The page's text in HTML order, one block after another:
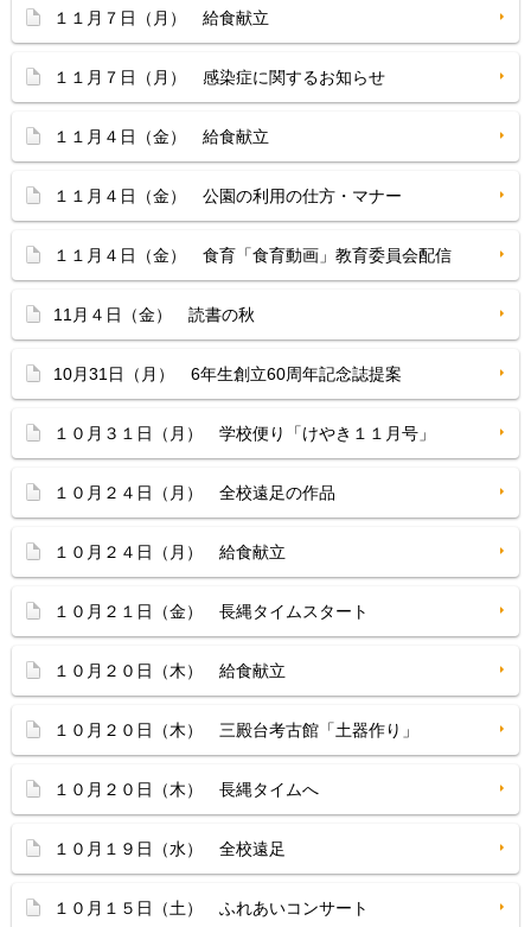
１１月７日（月） 給食献立
１１月７日（月） 感染症に関するお知らせ
１１月４日（金） 給食献立
１１月４日（金） 公園の利用の仕方・マナー
１１月４日（金） 食育「食育動画」教育委員会配信
11月４日（金） 読書の秋
10月31日（月） 6年生創立60周年記念誌提案
１０月３１日（月） 学校便り「けやき１１月号」
１０月２４日（月） 全校遠足の作品
１０月２４日（月） 給食献立
１０月２１日（金） 長縄タイムスタート
１０月２０日（木） 給食献立
１０月２０日（木） 三殿台考古館「土器作り」
１０月２０日（木） 長縄タイムへ
１０月１９日（水） 全校遠足
１０月１５日（土） ふれあいコンサート